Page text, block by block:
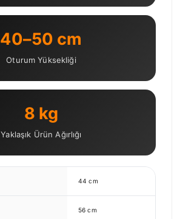
40–50 cm
Oturum Yüksekliği
8 kg
Yaklaşık Ürün Ağırlığı
44 cm
56 cm